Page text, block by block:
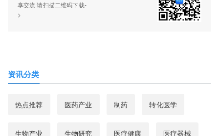
享交流 请扫描二维码下载-
>
资讯分类
热点推荐 医药产业 制药 转化医学
生物产业 生物研究 医疗健康 医疗器械